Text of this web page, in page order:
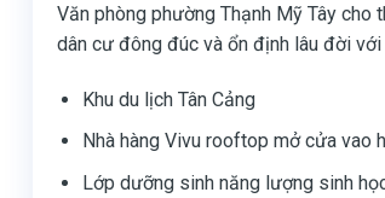
Văn phòng phường Thạnh Mỹ Tây cho
dân cư đông đúc và ổn định lâu đời
Khu du lịch Tân Cảng
Nhà hàng Vivu rooftop mở cửa vao
Lớp dưỡng sinh năng lượng sinh